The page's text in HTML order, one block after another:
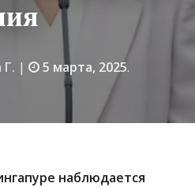
Г. | 5 марта, 2025.
наблюдается